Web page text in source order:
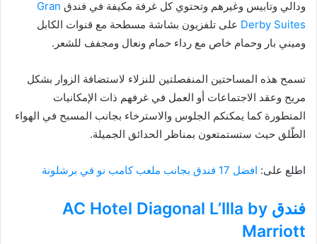
ودالي وتابيس وغيرهم وتحتوي كل غرفة مكيفة في فندق Gran
Derby Suites على تلفزيون بشاشة مسطحة مع قنوات الكابل
وميني بار وحمام خاص مع رداء حمام ونعال ومجفف للشعر.
تسمح هذه المساحتين المنفصلتين للنزلاء لاستضافة الزوار بشكل
مريح وعقد الاجتماعات أو العمل في غرفهم ذات الإمكانيات
المتطورة كما يمكنكم الجلوس والاسترخاء بجانب المسبح في الهواء
الطّلق حيث ستستمتعون بمناظر الحدائق الجميلة.
اطلع على: افضل 17 فندق بجانب ملعب كامب نو في برشلونة
فندق AC Hotel Diagonal L’Illa by
Marriott